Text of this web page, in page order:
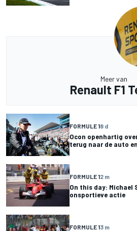
Meer van
Renault F1
FORMULE 18 d
Ocon openhartig
terug naar de auto
FORMULE 12 m
On this day:
onsportieve actie
FORMULE 13 m